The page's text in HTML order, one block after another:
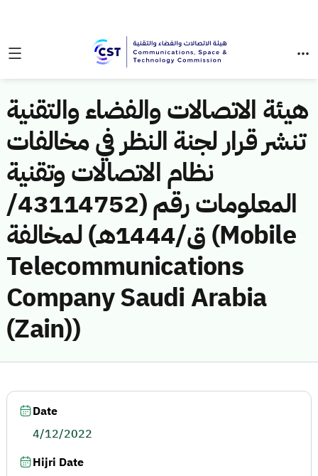
هيئة الاتصالات والفضاء والتقنية
تنشر قرار لجنة النظر في مخالفات
نظام الاتصالات وتقنية
المعلومات رقم (43114752/
ق/1444هـ) لمخالفة (Mobile
Telecommunications
Company Saudi Arabia
(Zain))
Date
4/12/2022
Hijri Date